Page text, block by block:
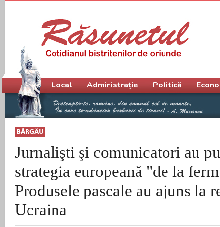
BÂRGĂU
Jurnalişti şi comunicatori au
strategia europeană "de la
Produsele pascale au ajuns la
Ucraina
Meniu principal
Local Administrație Politică